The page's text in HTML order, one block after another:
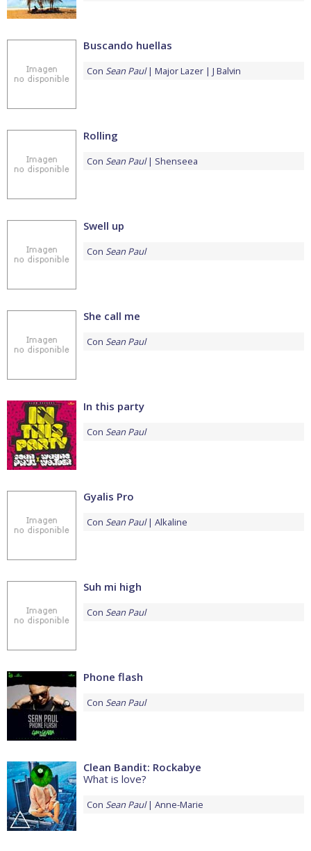
Buscando huellas
Con Sean Paul Major Lazer J Balvin
Rolling
Con Sean Paul Shenseea
Swell up
Con Sean Paul
She call me
Con Sean Paul
In this party
Con Sean Paul
Gyalis Pro
Con Sean Paul Alkaline
Suh mi high
Con Sean Paul
Phone flash
Con Sean Paul
Clean Bandit: Rockabye
What is love?
Con Sean Paul Anne-Marie